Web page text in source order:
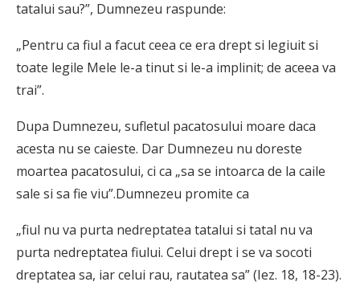
tata­lui sau?”, Dumnezeu raspunde:
„Pentru ca fiul a facut ceea ce era drept si legiuit si
toate legile Mele le-a tinut si le-a implinit; de aceea va
trai”.
Dupa Dumnezeu, sufletul pacatosului moare daca
acesta nu se caieste. Dar Dumnezeu nu doreste
moartea pacatosului, ci ca „sa se intoarca de la caile
sale si sa fie viu”.Dumnezeu promite ca
„fiul nu va purta nedreptatea tatalui si tatal nu va
purta nedreptatea fiului. Celui drept i se va socoti
dreptatea sa, iar celui rau, rautatea sa” (Iez. 18, 18-23).